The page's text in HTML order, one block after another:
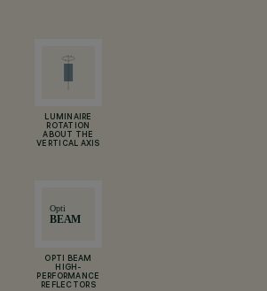
LUMINAIRE
ROTATION
ABOUT THE
VERTICAL AXIS
OPTI BEAM
HIGH-
PERFORMANCE
REFLECTORS